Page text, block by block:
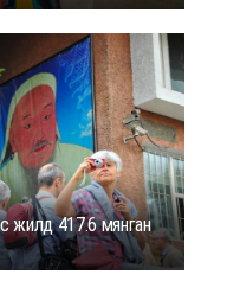
жилд 417.6 мянган